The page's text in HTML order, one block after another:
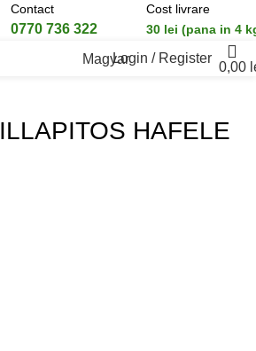
Contact
0770 736 322
Cost livrare
30 lei (pana in 4
MagyarLogin / Register
0,00
HAFELE